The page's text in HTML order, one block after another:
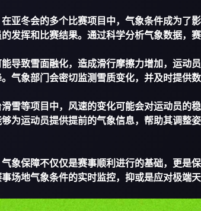
亚冬会的多个比赛项目中，气象条件成为了
发挥和比赛结果。通过科学分析气象数据，
导致雪面融化，造成滑行摩擦力增加，运动
气象部门会密切监测雪质变化，并及时提供数
雪等项目中，风速的变化可能会对运动员的
为运动员提供提前的气象信息，帮助其调整
象保障不仅仅是赛事顺利进行的基础，更是
场地气象条件的实时监控，抑或是应对极端